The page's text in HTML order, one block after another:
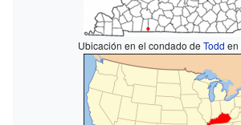
Ubicación en el condado deTodd en